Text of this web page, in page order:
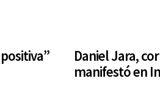
Daniel Jara,
manifestó en